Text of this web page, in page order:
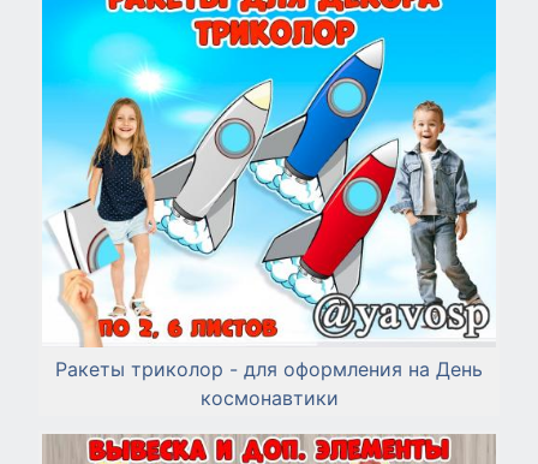
Ракеты триколор - для оформления на День
космонавтики